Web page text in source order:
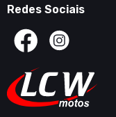
Redes Sociais